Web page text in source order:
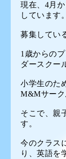
現在、4月
しています。
募集してい
1歳からの
ダースクー
小学生のた
M&Mサーク
そこで、親
す。
今のクラス
り、英語を